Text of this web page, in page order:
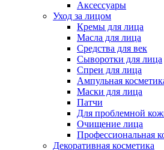
Аксессуары
Уход за лицом
Кремы для лица
Масла для лица
Средства для век
Сыворотки для лица
Спреи для лица
Ампульная
Маски для лица
Патчи
Для проблемной
Очищение лица
Профессиональная
Декоративная косметика